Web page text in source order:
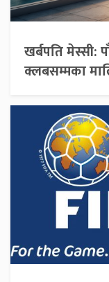
खर्बपति
क्लबसम्मका